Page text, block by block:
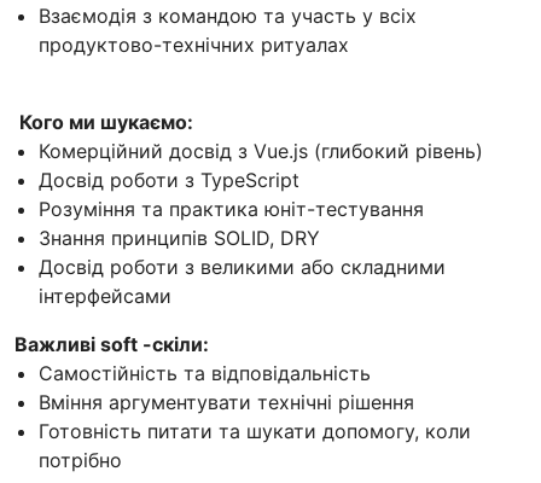
Взаємодія з командою та участь у всіх
продуктово-технічних ритуалах
Кого ми шукаємо:
Комерційний досвід з Vue.js (глибокий рівень)
Досвід роботи з TypeScript
Розуміння та практика юнiт-тестування
Знання принципів SOLID, DRY
Досвід роботи з великими або складними
інтерфейсами
Важливі soft -скіли:
Самостійність та відповідальність
Вміння аргументувати технічні рішення
Готовність питати та шукати допомогу, коли
потрібно